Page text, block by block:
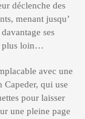
déclenche des
menant jusqu’
ses
plus loin…
avec une
Capeder, qui use
pour laisser
une pleine page